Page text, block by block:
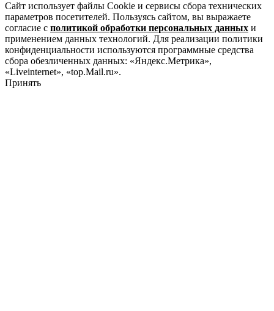
Сайт использует файлы Cookie и сервисы сбора технических
параметров посетителей. Пользуясь сайтом, вы выражаете
согласие с политикой обработки персональных данных и
применением данных технологий. Для реализации политики
конфиденциальности используются программные средства
сбора обезличенных данных: «Яндекс.Метрика»,
«Liveinternet», «top.Mail.ru».
Принять